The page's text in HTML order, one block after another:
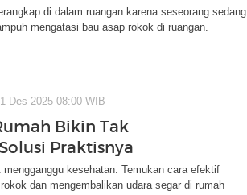
di dalam ruangan karena seseorang sedang
mengatasi bau asap rokok di ruangan.
Des 2025 08:00 WIB
Bikin Tak
Praktisnya
mengganggu kesehatan. Temukan cara efektif
dan mengembalikan udara segar di rumah